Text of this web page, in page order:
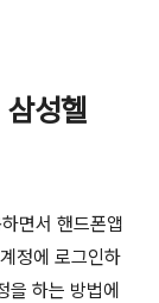
성헬
면서 핸드폰앱
정에 로그인하
을 하는 방법에